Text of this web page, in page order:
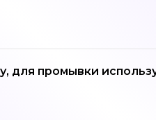
для промывки